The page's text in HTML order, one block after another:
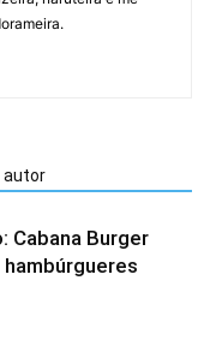
autor
Cabana Burger